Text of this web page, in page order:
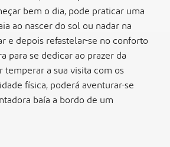
bem o dia, pode praticar uma
ao nascer do sol ou nadar na
e depois refastelar-se no conforto
para se dedicar ao prazer da
a sua visita com os
física, poderá aventurar-se
baía a bordo de um